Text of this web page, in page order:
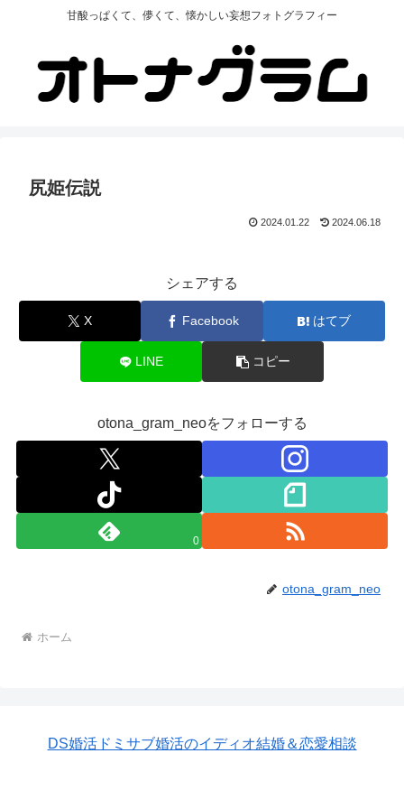
甘酸っぱくて、儚くて、懐かしい妄想フォトグラフィー
尻姫伝説
2024.01.22 2024.06.18
シェアする
X Facebook はてブ
LINE コピー
otona_gram_neoをフォローする
0
otona_gram_neo
ホーム
DS婚活ドミサブ婚活のイディオ結婚＆恋愛相談